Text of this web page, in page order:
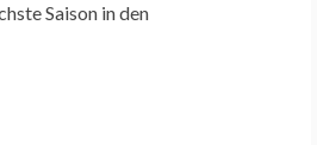
Saison in den